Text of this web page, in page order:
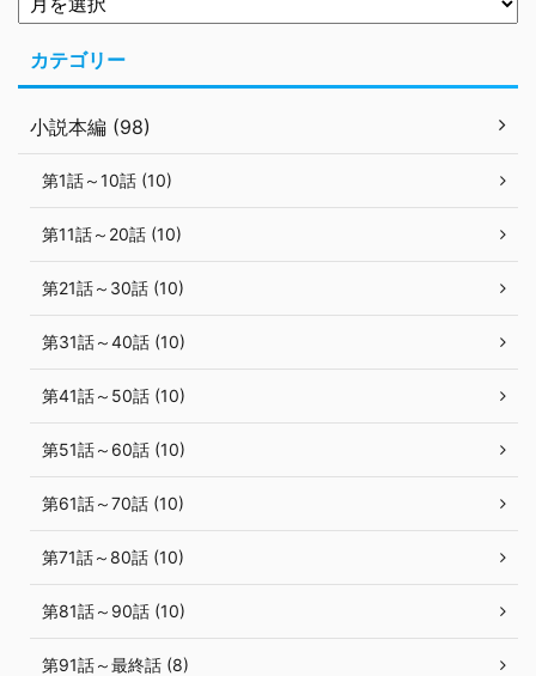
カテゴリー
小説本編 (98)
第1話～10話 (10)
第11話～20話 (10)
第21話～30話 (10)
第31話～40話 (10)
第41話～50話 (10)
第51話～60話 (10)
第61話～70話 (10)
第71話～80話 (10)
第81話～90話 (10)
第91話～最終話 (8)